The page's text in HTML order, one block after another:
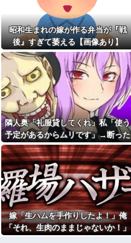
マックの招待券を使おうとし
たら店員に番号を聞かれた。激
怒した僕は「どうしてくれんね
ん！！！無料券よこせ
や！！！！」と怒鳴って…
俺「傘使って帰って」新入社
員「ありがとうございます」→
その後、目の前にベンツが止ま
ってまさかの展開に…
プロボクサーの彼氏が絡んで
きたDQN相手に終始謝りたおし
ててダサすぎる。正直かっこ悪
かった
今、俺は不倫している。関係
が始まりもう5年が経つがその不
倫相手のスマホを見てしまい...
毎日のように電車で痴漢に遭
うので、背中を押すフリをして
ある作戦をしたら...
【衝撃】 ワイ、保険金2億円と
遺産6000万円を相続したら「こ
う」なった・・・
ちいかわ作者さん、総額30億
超の大豪邸を建てるｗｗｗｗｗ
ｗｗｗｗｗｗｗｗｗｗｗｗｗｗ
昭和生まれの嫁が作る弁当が『戦
後』すぎて萎える【画像あり】
隣人奥「礼服貸してくれ」私「使う
予定があるからムリです」→断った
途端、とんでもない暴言を吐かれ
て…
嫁「生ハムを手作りしたよ！」俺
「それ、生肉のままじゃないか！」